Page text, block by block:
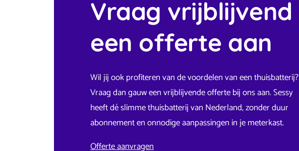
Vraag vrijblijvend
een offerte aan
Wil jij ook profiteren van de voordelen van een thuisbatterij?
Vraag dan gauw een vrijblijvende offerte bij ons aan. Sessy
heeft dé slimme thuisbatterij van Nederland, zonder duur
abonnement en onnodige aanpassingen in je meterkast.
Offerte aanvragen